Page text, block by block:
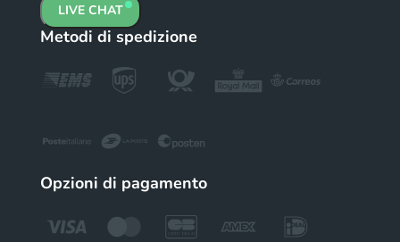
LIVE CHAT
Metodi di spedizione
Opzioni di pagamento